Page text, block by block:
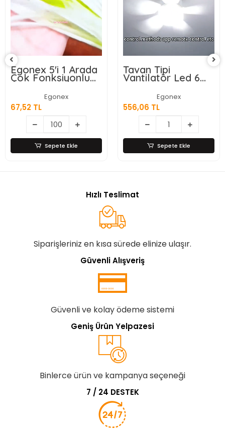
Egonex 5'i 1 Arada
Çok Fonksiyonlu
Meyve Sebze
Soyacağı, Jülyen
Dilimleyici ve Şişe
Açacağı – Ahşap
Saplı Paslanmaz
Çelik
Egonex
67,52 TL
Sepete Ekle
Tavan Tipi
Vantilatör Led 6
Kanatlı
Egonex
556,06 TL
Sepete Ekle
Hızlı Teslimat
Siparişleriniz en kısa sürede elinize ulaşır.
Güvenli Alışveriş
Güvenli ve kolay ödeme sistemi
Geniş Ürün Yelpazesi
Binlerce ürün ve kampanya seçeneği
7 / 24 DESTEK